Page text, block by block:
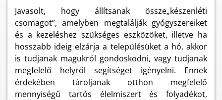
Javasolt, hogy állítsanak össze„készenléti
csomagot”, amelyben megtalálják gyógyszereiket
és a kezeléshez szükséges eszközöket, illetve ha
hosszabb ideig elzárja a településüket a hó, akkor
is tudjanak magukról gondoskodni, vagy tudjanak
megfelelő helyről segítséget igényelni. Ennek
érdekében tároljanak otthon megfelelő
mennyiségű tartós élelmiszert és folyadékot,